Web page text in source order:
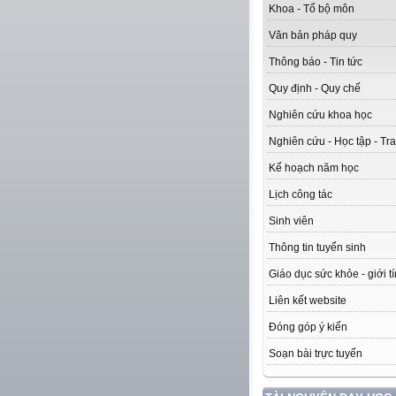
Khoa - Tổ bộ môn
Văn bản pháp quy
Thông báo - Tin tức
Quy định - Quy chế
Nghiên cứu khoa học
Nghiên cứu - Học tập -
Kế hoạch năm học
Lịch công tác
Sinh viên
Thông tin tuyển sinh
Giáo dục sức khỏe - giới
Liên kết website
Đóng góp ý kiến
Soạn bài trực tuyến